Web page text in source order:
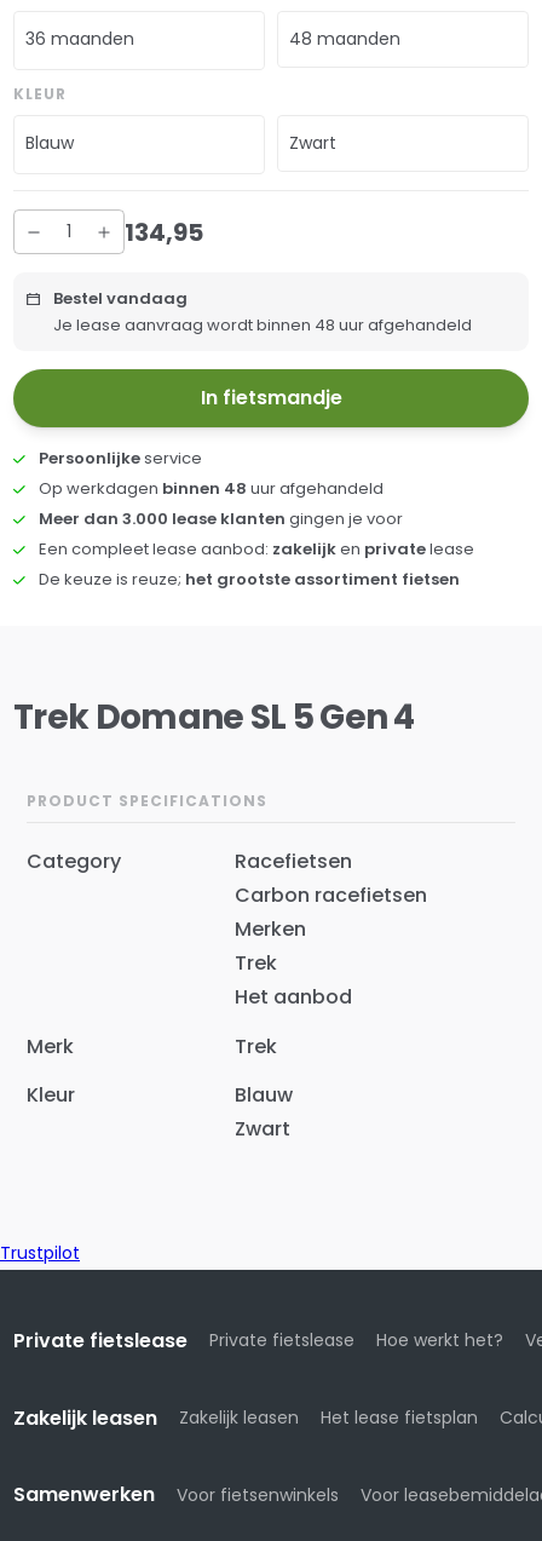
36 maanden 48 maanden
KLEUR
Blauw Zwart
134,95
Bestel vandaag
Je lease aanvraag wordt binnen 48 uur afgehandeld
In fietsmandje
Persoonlijkeservice
Op werkdagen binnen 48 uur afgehandeld
Meer dan 3.000 lease klanten gingen je voor
Een compleet lease aanbod: zakelijken privatelease
De keuze is reuze; het grootste assortiment fietsen
Trek Domane SL 5 Gen 4
PRODUCT SPECIFICATIONS
Category
Racefietsen
Carbon racefietsen
Merken
Trek
Het aanbod
Merk
Trek
Kleur
Blauw
Zwart
Trustpilot
Private fietslease Private fietslease Hoe werkt het?
Zakelijk leasen Zakelijk leasen Het lease fietsplan
Samenwerken Voor fietsenwinkels Voor